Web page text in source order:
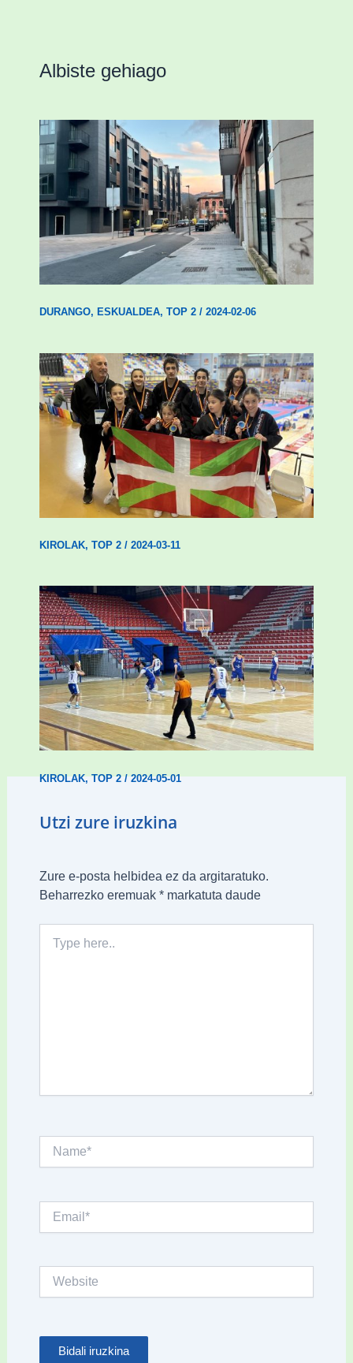
Albiste gehiago
Udal etxebizitza tasatuei buruzko lehen
ordenantza izango du Durangok
DURANGO, ESKUALDEA, TOP 2/ 2024-02-06
Wadokan garaile Espainiako txapelketan
14 dominarekin
KIROLAK, TOP 2/ 2024-03-11
Gizonezkoen Tabirakoren garaipen
erosoa Unamunoren aurka (59-77)
KIROLAK,TOP 2/2024-05-01
Utzi zure iruzkina
Zure e-posta helbidea ez da argitaratuko.
Beharrezko eremuak *markatuta daude
here..
Website